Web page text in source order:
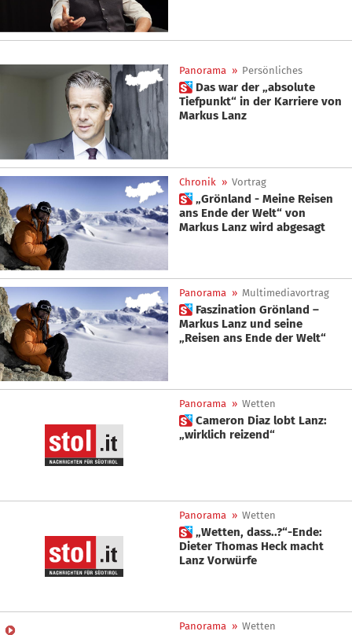
Panorama » Persönliches
 Das war der „absolute
Tiefpunkt“ in der Karriere von
Markus Lanz
Chronik » Vortrag
 „Grönland - Meine Reisen
ans Ende der Welt“ von
Markus Lanz wird abgesagt
Panorama » Multimediavortrag
 Faszination Grönland –
Markus Lanz und seine
„Reisen ans Ende der Welt“
Panorama » Wetten
 Cameron Diaz lobt Lanz:
„wirklich reizend“
Panorama » Wetten
 „Wetten, dass..?“-Ende:
Dieter Thomas Heck macht
Lanz Vorwürfe
Panorama » Wetten